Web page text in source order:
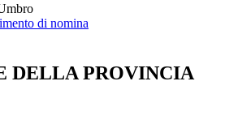
di nomina
DELLA PROVINCIA